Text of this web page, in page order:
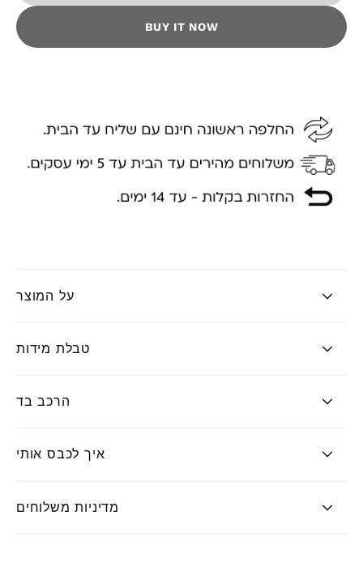
BUY IT NOW
על המוצר
טבלת מידות
הרכב בד
איך לכבס אותי
מדיניות משלוחים